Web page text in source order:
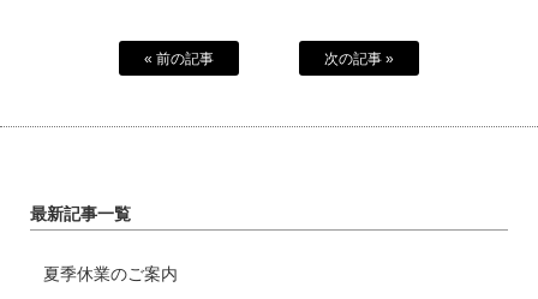
« 前の記事 次の記事 »
最新記事一覧
夏季休業のご案内